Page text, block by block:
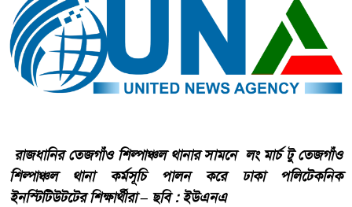
রাজধানির তেজগাঁও শিল্পাঞ্চল থানার সামনে লং মার্চ টু তেজগাঁও
শিল্পাঞ্চল থানা কর্মসূচি পালন করে
ঢাকা পলিটেকনিক
ইনস্টিটিউটটের শিক্ষার্থীরা – ছবি : ইউএনএ